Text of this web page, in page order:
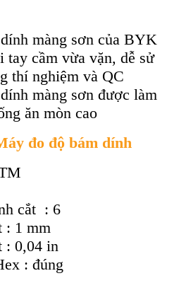
màng sơn của BYK
tay cầm vừa vặn, dễ sử
thí nghiệm và QC
màng sơn được làm
ăn mòn cao
đo độ bám dính
cắt : 6
: 1 mm
: 0,04 in
: đúng